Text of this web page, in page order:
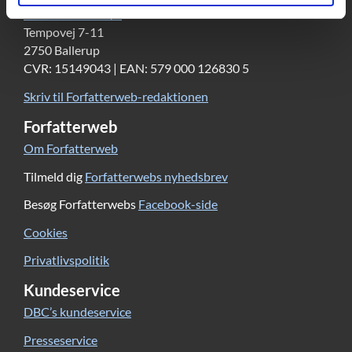
Tempovej 7-11
2750 Ballerup
CVR: 15149043 | EAN: 579 000 126830 5
Skriv til Forfatterweb-redaktionen
Forfatterweb
Om Forfatterweb
Tilmeld dig Forfatterwebs nyhedsbrev
Besøg Forfatterwebs Facebook-side
Cookies
Privatlivspolitik
Kundeservice
DBC’s kundeservice
Presseservice